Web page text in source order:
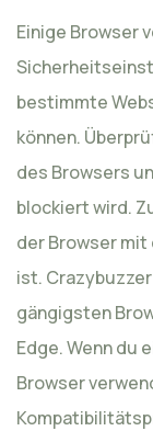
Einige Browser
bestimmte
können.
des Browsers
blockiert wird.
der Browser
ist.
gängigsten
Edge. Wenn du
Browser